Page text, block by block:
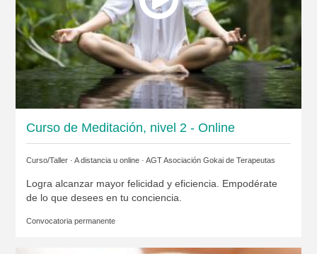
Curso de Meditación, nivel 2 - Online
Curso/Taller · A distancia u online · AGT Asociación Gokai de Terapeutas
Logra alcanzar mayor felicidad y eficiencia. Empodérate
de lo que desees en tu conciencia.
Convocatoria permanente